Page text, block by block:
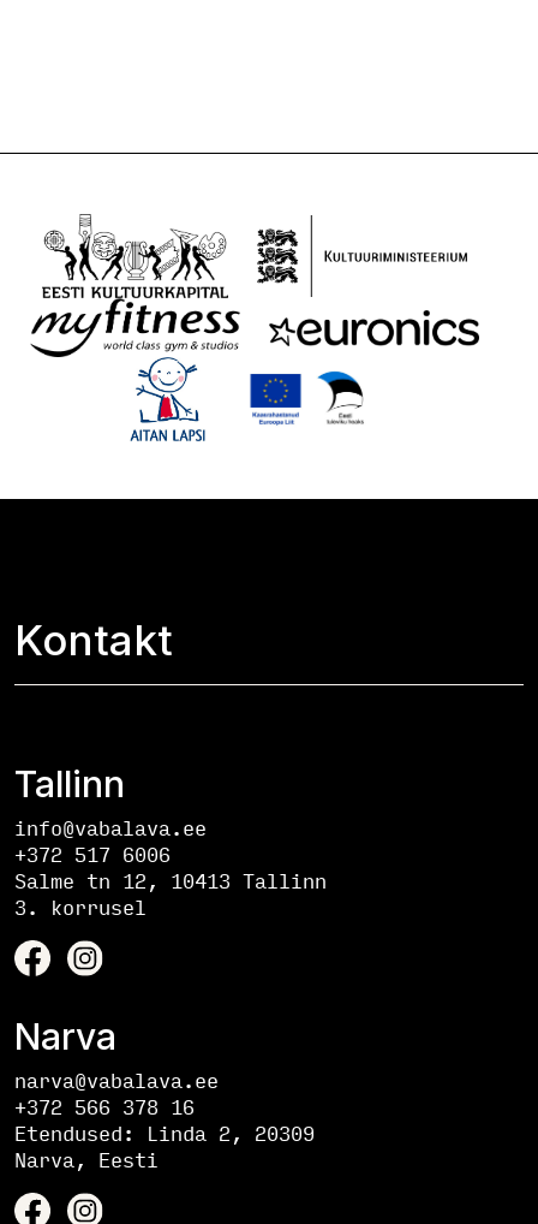
Kontakt
Tallinn
info@vabalava.ee
+372 517 6006
Salme tn 12, 10413 Tallinn
3. korrusel
Narva
narva@vabalava.ee
+372 566 378 16
Etendused: Linda 2, 20309
Narva, Eesti